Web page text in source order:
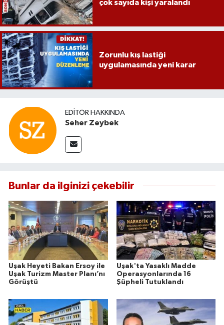
çok sayıda kişi yaralandı
Zorunlu kış lastiği
uygulamasında yeni karar
EDITÖR HAKKINDA
Seher Zeybek
Bunlar da ilginizi çekebilir
Uşak Heyeti Bakan Ersoy ile
Uşak Turizm Master Planı’nı
Görüştü
Uşak'ta Yasaklı Madde
Operasyonlarında 16
Şüpheli Tutuklandı